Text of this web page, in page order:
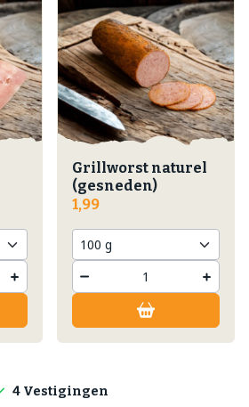
Grillworst naturel
(gesneden)
1,99
Lokale producten
4 Vestigingen